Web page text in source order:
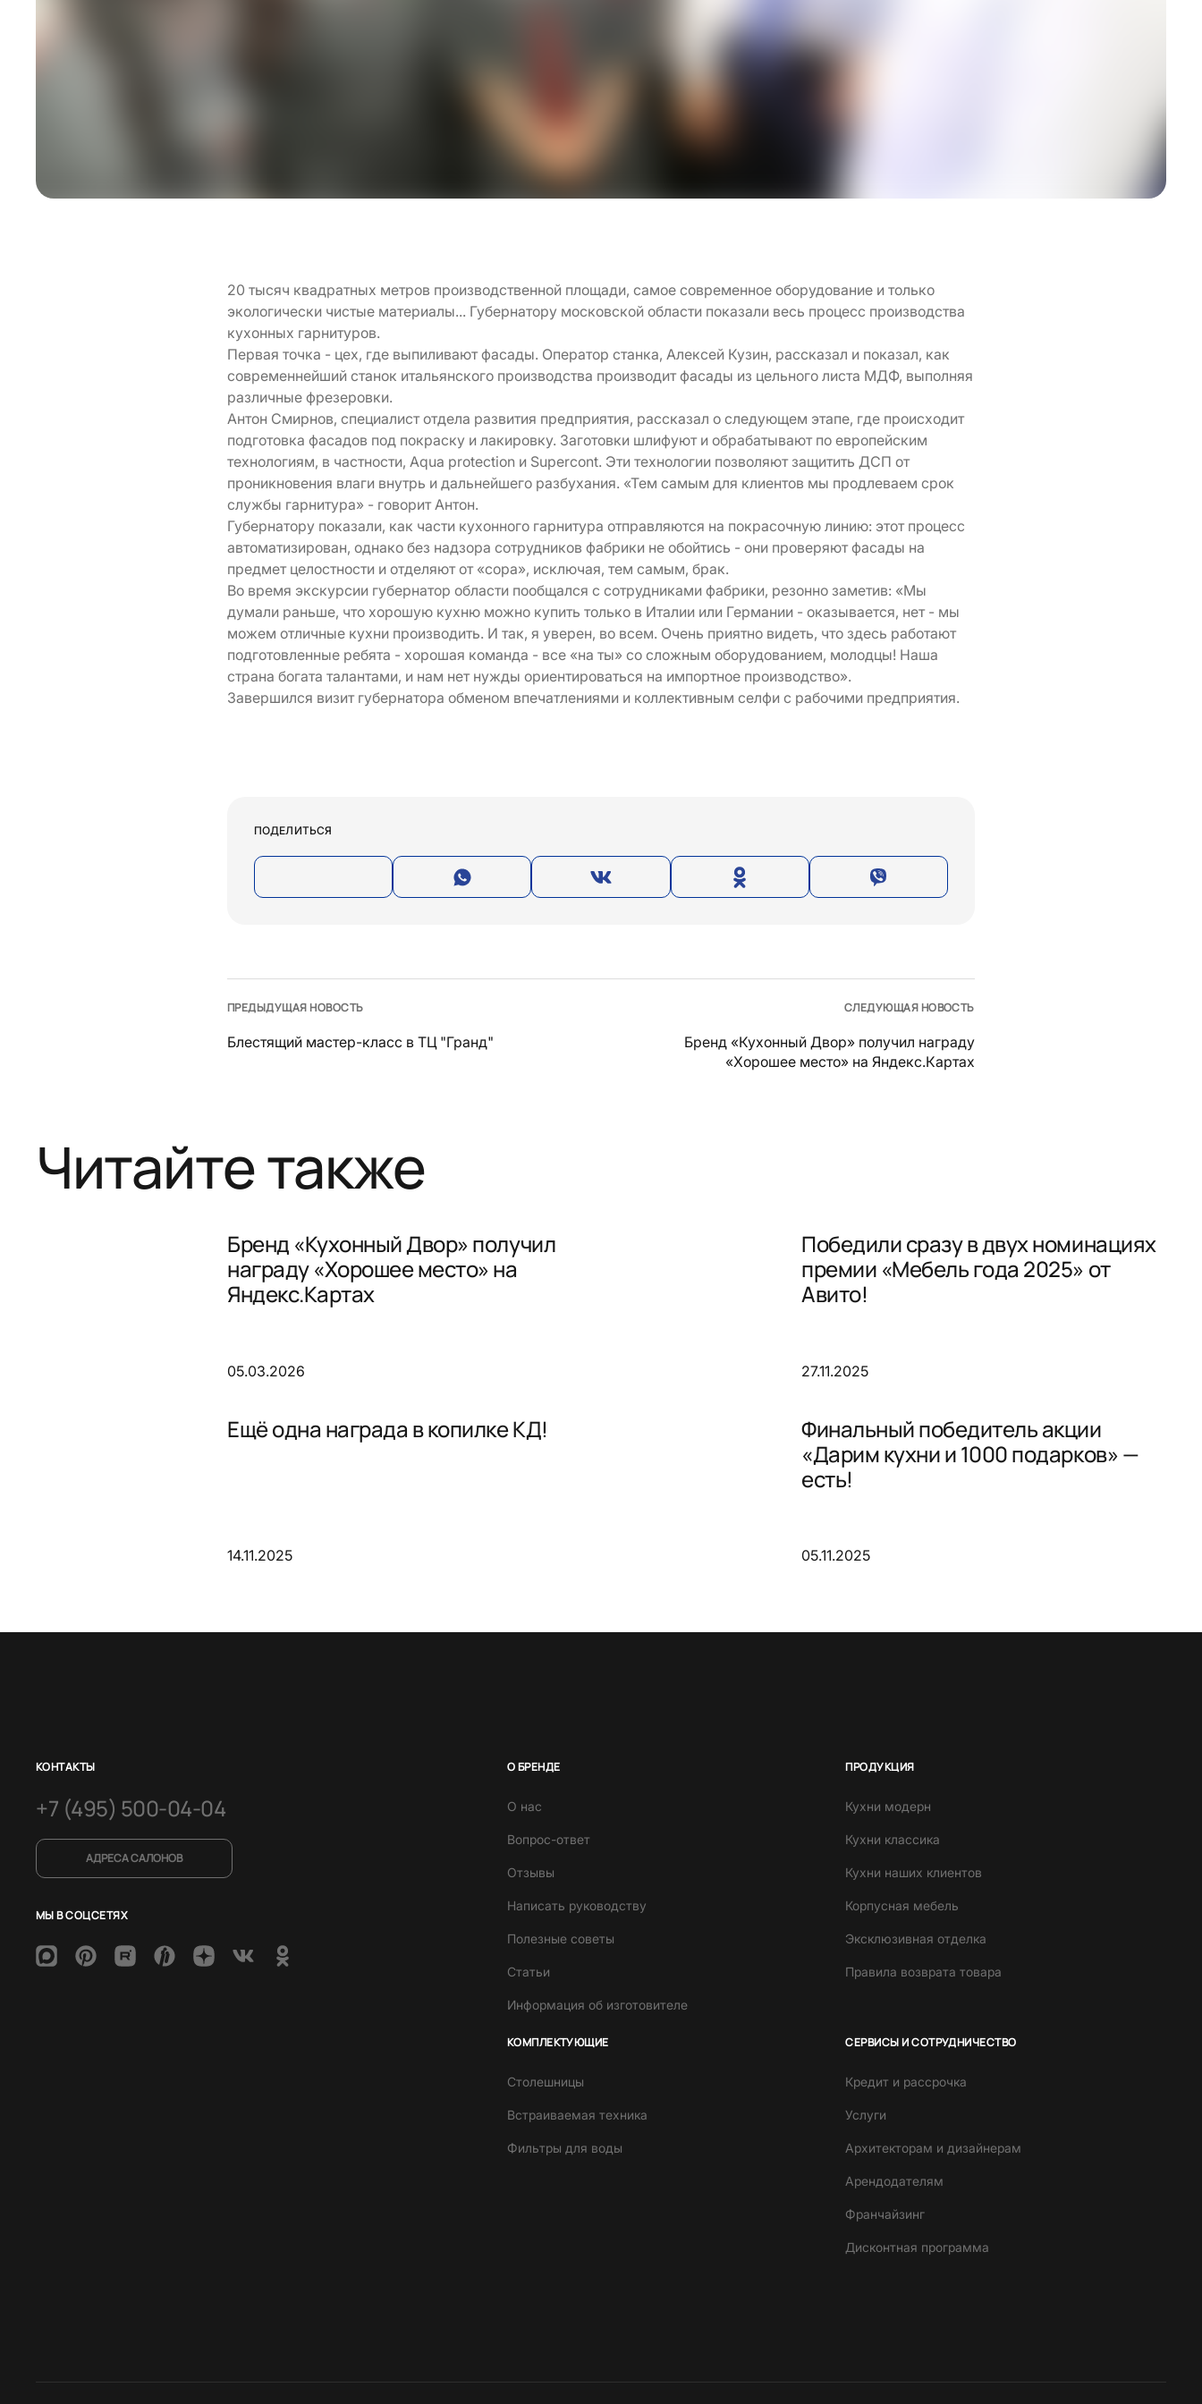
20 тысяч квадратных метров производственной площади, самое современное оборудование и только
экологически чистые материалы... Губернатору московской области показали весь процесс производства
кухонных гарнитуров.
Первая точка - цех, где выпиливают фасады. Оператор станка, Алексей Кузин, рассказал и показал, как
современнейший станок итальянского производства производит фасады из цельного листа МДФ, выполняя
различные фрезеровки.
Антон Смирнов, специалист отдела развития предприятия, рассказал о следующем этапе, где происходит
подготовка фасадов под покраску и лакировку. Заготовки шлифуют и обрабатывают по европейским
технологиям, в частности, Aqua protection и Supercont. Эти технологии позволяют защитить ДСП от
проникновения влаги внутрь и дальнейшего разбухания. «Тем самым для клиентов мы продлеваем срок
службы гарнитура» - говорит Антон.
Губернатору показали, как части кухонного гарнитура отправляются на покрасочную линию: этот процесс
автоматизирован, однако без надзора сотрудников фабрики не обойтись - они проверяют фасады на
предмет целостности и отделяют от «сора», исключая, тем самым, брак.
Во время экскурсии губернатор области пообщался с сотрудниками фабрики, резонно заметив: «Мы
думали раньше, что хорошую кухню можно купить только в Италии или Германии - оказывается, нет - мы
можем отличные кухни производить. И так, я уверен, во всем. Очень приятно видеть, что здесь работают
подготовленные ребята - хорошая команда - все «на ты» со сложным оборудованием, молодцы! Наша
страна богата талантами, и нам нет нужды ориентироваться на импортное производство».
Завершился визит губернатора обменом впечатлениями и коллективным селфи с рабочими предприятия.
ПОДЕЛИТЬСЯ
ПРЕДЫДУЩАЯ НОВОСТЬ
Блестящий мастер-класс в ТЦ "Гранд"
СЛЕДУЮЩАЯ НОВОСТЬ
Бренд «Кухонный Двор» получил награду
«Хорошее место» на Яндекс.Картах
Читайте также
Бренд «Кухонный Двор» получил
награду «Хорошее место» на
Яндекс.Картах
05.03.2026
Победили сразу в двух номинациях
премии «Мебель года 2025» от
Авито!
27.11.2025
Ещё одна награда в копилке КД!
14.11.2025
Финальный победитель акции
«Дарим кухни и 1000 подарков» —
есть!
05.11.2025
КОНТАКТЫ
+7 (495) 500-04-04
АДРЕСА САЛОНОВ
МЫ В СОЦСЕТЯХ
О БРЕНДЕ
О нас
Вопрос-ответ
Отзывы
Написать руководству
Полезные советы
Статьи
Информация об изготовителе
ПРОДУКЦИЯ
Кухни модерн
Кухни классика
Кухни наших клиентов
Корпусная мебель
Эксклюзивная отделка
Правила возврата товара
КОМПЛЕКТУЮЩИЕ
Столешницы
Встраиваемая техника
Фильтры для воды
СЕРВИСЫ И СОТРУДНИЧЕСТВО
Кредит и рассрочка
Услуги
Архитекторам и дизайнерам
Арендодателям
Франчайзинг
Дисконтная программа